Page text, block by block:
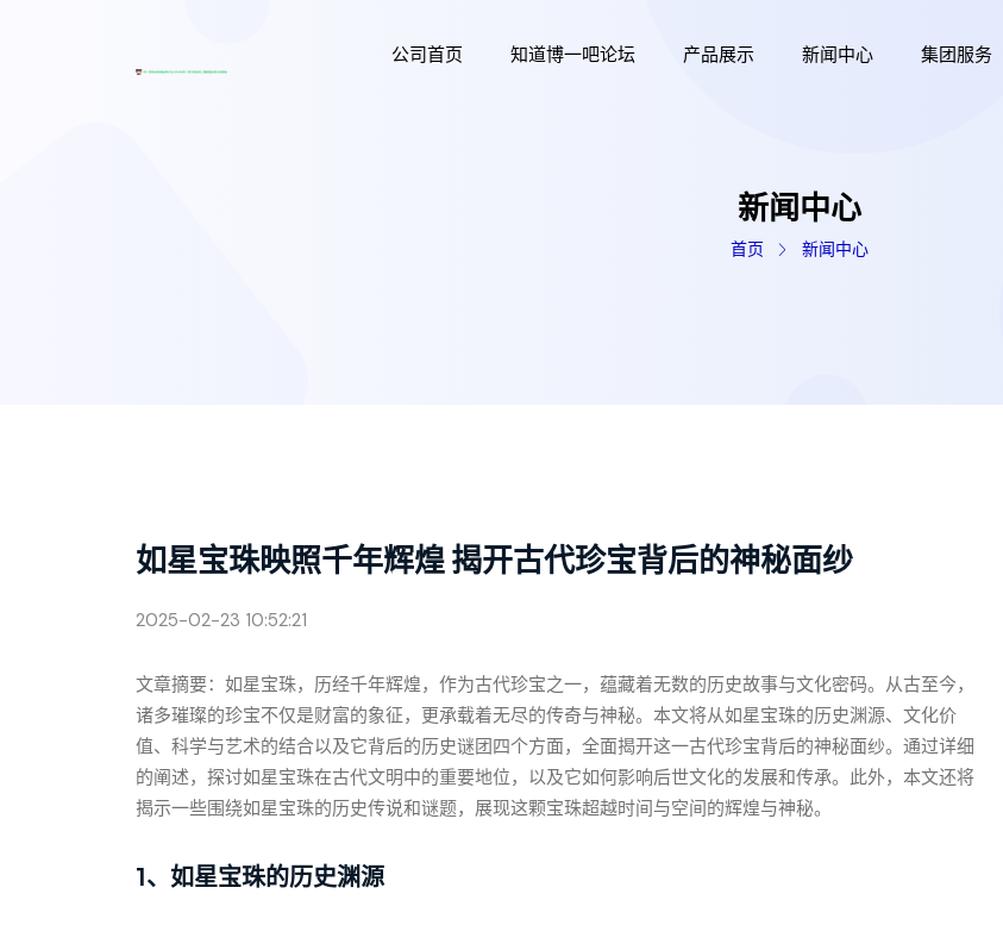
公司首页 知道博一吧论坛 产品展示 新闻中心 集团服务
新闻中心
首页 新闻中心
如星宝珠映照千年辉煌 揭开古代珍宝背后的神秘面纱
2025-02-23 10:52:21
文章摘要：如星宝珠，历经千年辉煌，作为古代珍宝之一，蕴藏着无数的历史故事与文化密码。从古至今，
诸多璀璨的珍宝不仅是财富的象征，更承载着无尽的传奇与神秘。本文将从如星宝珠的历史渊源、文化价
值、科学与艺术的结合以及它背后的历史谜团四个方面，全面揭开这一古代珍宝背后的神秘面纱。通过详细
的阐述，探讨如星宝珠在古代文明中的重要地位，以及它如何影响后世文化的发展和传承。此外，本文还将
揭示一些围绕如星宝珠的历史传说和谜题，展现这颗宝珠超越时间与空间的辉煌与神秘。
1、如星宝珠的历史渊源